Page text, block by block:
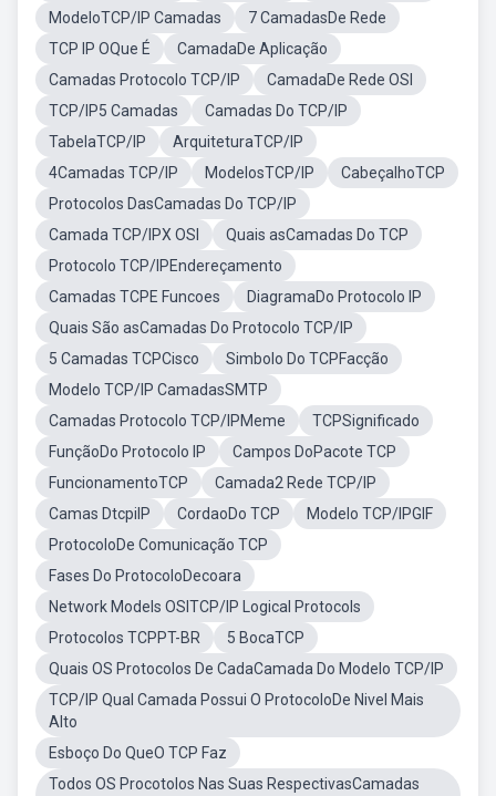
ModeloTCP/IP Camadas
7 CamadasDe Rede
TCP IP OQue É
CamadaDe Aplicação
Camadas Protocolo TCP/IP
CamadaDe Rede OSI
TCP/IP5 Camadas
Camadas Do TCP/IP
TabelaTCP/IP
ArquiteturaTCP/IP
4Camadas TCP/IP
ModelosTCP/IP
CabeçalhoTCP
Protocolos DasCamadas Do TCP/IP
Camada TCP/IPX OSI
Quais asCamadas Do TCP
Protocolo TCP/IPEndereçamento
Camadas TCPE Funcoes
DiagramaDo Protocolo IP
Quais São asCamadas Do Protocolo TCP/IP
5 Camadas TCPCisco
Simbolo Do TCPFacção
Modelo TCP/IP CamadasSMTP
Camadas Protocolo TCP/IPMeme
TCPSignificado
FunçãoDo Protocolo IP
Campos DoPacote TCP
FuncionamentoTCP
Camada2 Rede TCP/IP
Camas DtcpiIP
CordaoDo TCP
Modelo TCP/IPGIF
ProtocoloDe Comunicação TCP
Fases Do ProtocoloDecoara
Network Models OSITCP/IP Logical Protocols
Protocolos TCPPT-BR
5 BocaTCP
Quais OS Protocolos De CadaCamada Do Modelo TCP/IP
TCP/IP Qual Camada Possui O ProtocoloDe Nivel Mais
Alto
Esboço Do QueO TCP Faz
Todos OS Procotolos Nas Suas RespectivasCamadas